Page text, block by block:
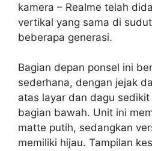
kamera – Realme telah
vertikal yang sama di
beberapa generasi.
Bagian depan ponsel ini
sederhana, dengan jejak
atas layar dan dagu
bagian bawah. Unit ini
matte putih, sedangkan
memiliki hijau. Tampilan